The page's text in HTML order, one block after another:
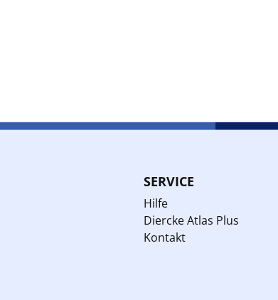
SERVICE
Hilfe
Diercke Atlas Plus
Kontakt